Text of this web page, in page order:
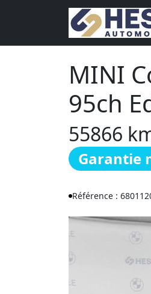
MINI
95ch
55866
Garantie
Référence :